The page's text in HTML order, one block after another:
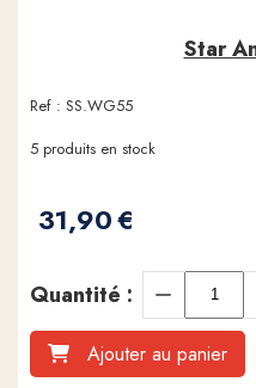
Star
Ref : SS.WG55
31,90€
5 produits en stock
Quantité :
Ajouter au panier